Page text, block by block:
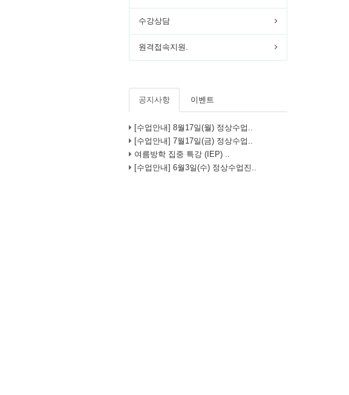
수강상담
원격접속지원.
공지사항 이벤트
[수업안내] 8월17일(월) 정상수업..
[수업안내] 7월17일(금) 정상수업..
여름방학 집중 특강 (IEP) ..
[수업안내] 6월3일(수) 정상수업진..